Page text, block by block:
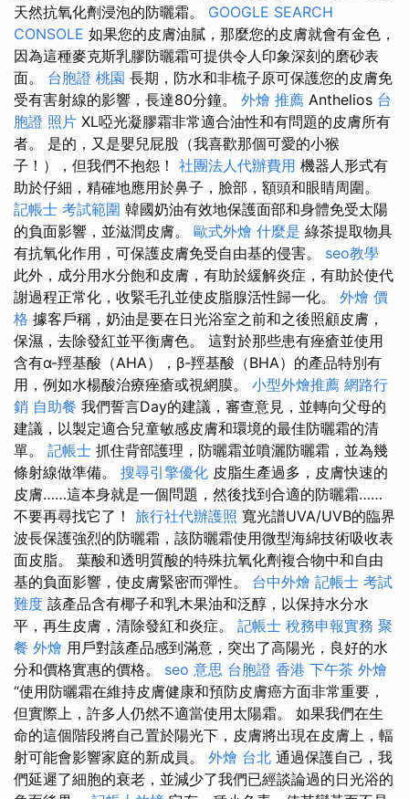
天然抗氧化劑浸泡的防曬霜。 GOOGLE SEARCH
CONSOLE 如果您的皮膚油膩，那麼您的皮膚就會有金色，
因為這種麥克斯乳膠防曬霜可提供令人印象深刻的磨砂表
面。 台胞證 桃園 長期，防水和非梳子原可保護您的皮膚免
受有害射線的影響，長達80分鐘。 外燴 推薦 Anthelios 台
胞證 照片 XL啞光凝膠霜非常適合油性和有問題的皮膚所有
者。 是的，又是嬰兒屁股（我喜歡那個可愛的小猴
子！），但我們不抱怨！ 社團法人代辦費用 機器人形式有
助於仔細，精確地應用於鼻子，臉部，額頭和眼睛周圍。
記帳士 考試範圍 韓國奶油有效地保護面部和身體免受太陽
的負面影響，並滋潤皮膚。 歐式外燴 什麼是 綠茶提取物具
有抗氧化作用，可保護皮膚免受自由基的侵害。 seo教學
此外，成分用水分飽和皮膚，有助於緩解炎症，有助於使代
謝過程正常化，收緊毛孔並使皮脂腺活性歸一化。 外燴 價
格 據客戶稱，奶油是要在日光浴室之前和之後照顧皮膚，
保濕，去除發紅並平衡膚色。 這對於那些患有痤瘡並使用
含有α-羥基酸（AHA），β-羥基酸（BHA）的產品特別有
用，例如水楊酸治療痤瘡或視網膜。 小型外燴推薦 網路行
銷 自助餐 我們誓言Day的建議，審查意見，並轉向父母的
建議，以製定適合兒童敏感皮膚和環境的最佳防曬霜的清
單。 記帳士 抓住背部護理，防曬霜並噴灑防曬霜，並為幾
條射線做準備。 搜尋引擎優化 皮脂生產過多，皮膚快速的
皮膚……這本身就是一個問題，然後找到合適的防曬霜……
不要再尋找它了！ 旅行社代辦護照 寬光譜UVA/UVB的臨界
波長保護強烈的防曬霜，該防曬霜使用微型海綿技術吸收表
面皮脂。 葉酸和透明質酸的特殊抗氧化劑複合物中和自由
基的負面影響，使皮膚緊密而彈性。 台中外燴 記帳士 考試
難度 該產品含有椰子和乳木果油和泛醇，以保持水分水
平，再生皮膚，清除發紅和炎症。 記帳士 稅務申報實務 聚
餐 外燴 用戶對該產品感到滿意，突出了高陽光，良好的水
分和價格實惠的價格。 seo 意思 台胞證 香港 下午茶 外燴
“使用防曬霜在維持皮膚健康和預防皮膚癌方面非常重要，
但實際上，許多人仍然不適當使用太陽霜。 如果我們在生
命的這個階段將自己置於陽光下，皮膚將出現在皮膚上，輻
射可能會影響家庭的新成員。 外燴 台北 通過保護自己，我
們延遲了細胞的衰老，並減少了我們已經談論過的日光浴的